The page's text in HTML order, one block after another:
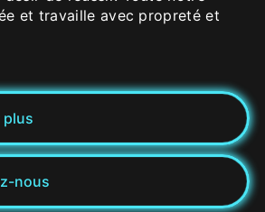
et travaille avec propreté et
plus
nous